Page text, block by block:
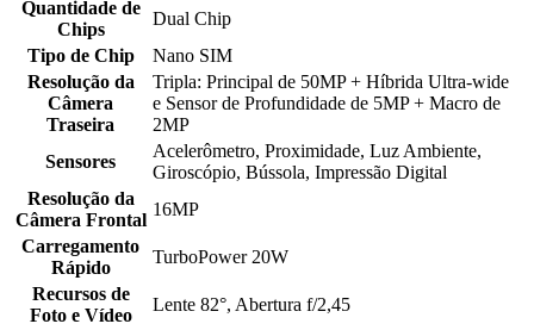
Quantidade de
Chips
Dual Chip
Tipo de Chip
Nano SIM
Resolução da
Câmera
Traseira
Tripla: Principal de 50MP + Híbrida Ultra-wide
e Sensor de Profundidade de 5MP + Macro de
2MP
Sensores
Acelerômetro, Proximidade, Luz Ambiente,
Giroscópio, Bússola, Impressão Digital
Resolução da
Câmera Frontal
16MP
Carregamento
Rápido
TurboPower 20W
Recursos de
Foto e Vídeo
Lente 82°, Abertura f/2,45